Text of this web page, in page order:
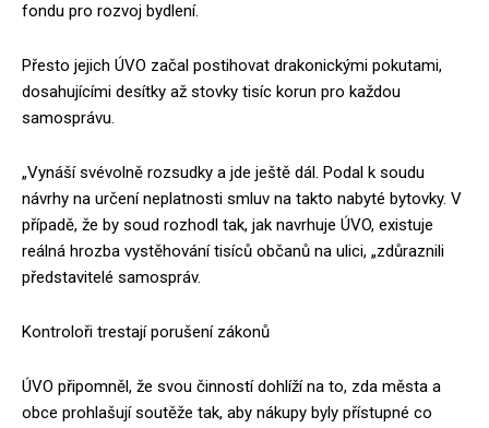
fondu pro rozvoj bydlení.
Přesto jejich ÚVO začal postihovat drakonickými pokutami,
dosahujícími desítky až stovky tisíc korun pro každou
samosprávu.
„Vynáší svévolně rozsudky a jde ještě dál. Podal k soudu
návrhy na určení neplatnosti smluv na takto nabyté bytovky. V
případě, že by soud rozhodl tak, jak navrhuje ÚVO, existuje
reálná hrozba vystěhování tisíců občanů na ulici, „zdůraznili
představitelé samospráv.
Kontroloři trestají porušení zákonů
ÚVO připomněl, že svou činností dohlíží na to, zda města a
obce prohlašují soutěže tak, aby nákupy byly přístupné co